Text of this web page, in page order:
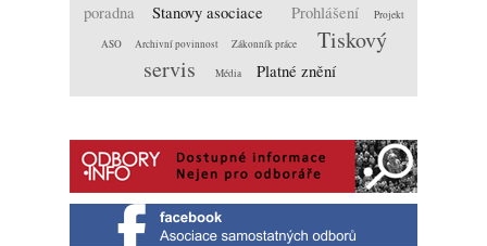
poradna
Stanovy asociace Prohlášení Projekt
ASO Archivní povinnost Zákonník práce
Tiskový
servis
Média Platné znění